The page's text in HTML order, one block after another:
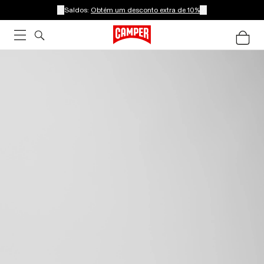
Saldos: Obtém um desconto extra de 10%